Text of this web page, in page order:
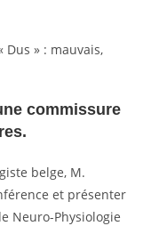
Dus » : mauvais,
commissure
belge, M.
et présenter
Neuro-Physiologie